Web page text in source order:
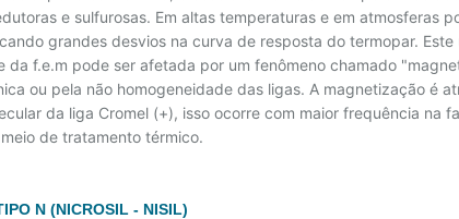
e sulfurosas. Em altas temperaturas e em atmosferas
grandes desvios na curva de resposta do termopar.
da f.e.m pode ser afetada por um fenômeno chamado
ou pela não homogeneidade das ligas. A magnetização é
da liga Cromel (+), isso ocorre com maior frequência na
de tratamento térmico.
N (NICROSIL - NISIL)